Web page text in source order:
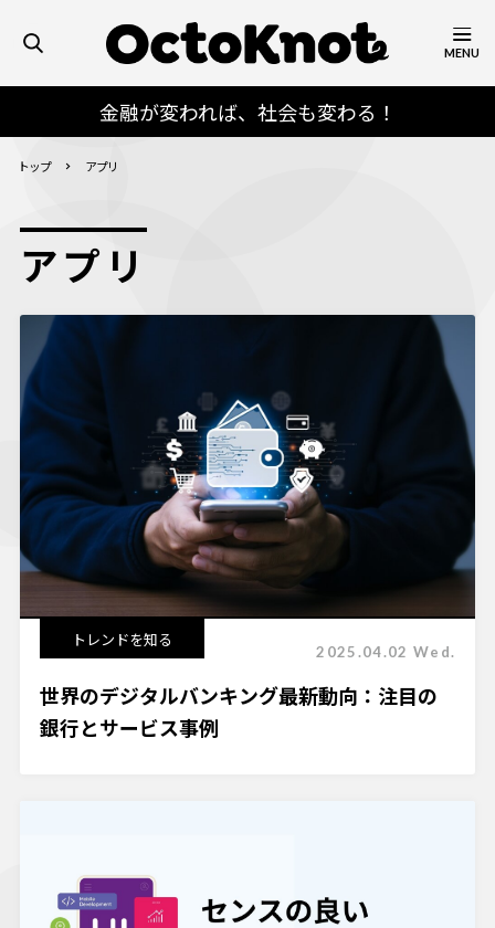
金融が変われば、社会も変わる！
MENU
トップ アプリ
アプリ
トレンドを知る
2025.04.02 Wed.
世界のデジタルバンキング最新動向：注目の
銀行とサービス事例